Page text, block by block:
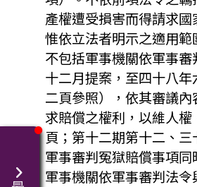
產權遭受損害而得請求
惟依立法者明示之適用
不包括軍事機關依軍事
十二月提案，至四十八
二頁參照），依其審議
求賠償之權利，以維人
頁；第十二期第十二、
軍事審判冤獄賠償事項
軍事機關依軍事審判法